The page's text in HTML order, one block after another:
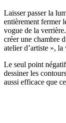
Laisser passer la
entièrement fermer
vogue de la
créer une chambre
atelier d’artiste »,
Le seul point
dessiner les
aussi efficace que